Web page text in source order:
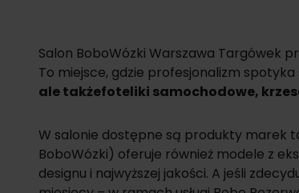
Salon BoboWózki Warszawa Targówek
To miejsce, gdzie profesjonalizm
ale takżefoteliki samochodowe,
W salonie dostępne są produkty marek
BoboWózki) oferuje również modele z
designu i najwyższej jakości. A jeśli